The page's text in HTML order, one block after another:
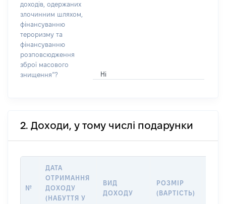
доходів, одержаних
злочинним шляхом,
фінансуванню
тероризму та
фінансуванню
розповсюдження
зброї масового
знищення”?
Ні
2. Доходи, у тому числі подарунки
№
ДАТА
ОТРИМАННЯ
ДОХОДУ
(НАБУТТЯ У
ВИД
ДОХОДУ
РОЗМІР
(ВАРТІСТЬ)